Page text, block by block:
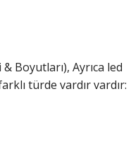
Boyutları), Ayrıca led
türde vardır vardır: